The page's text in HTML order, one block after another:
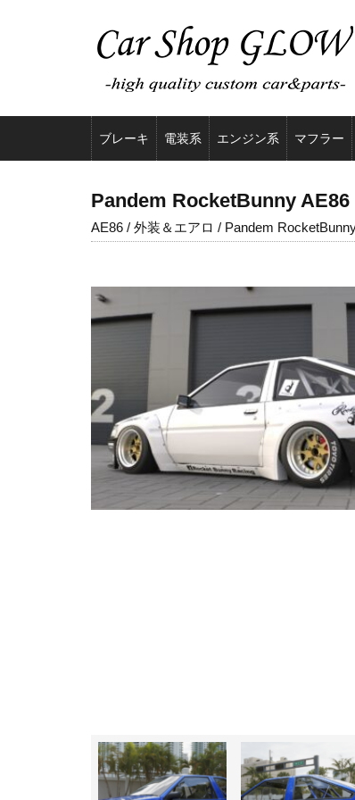
ブレーキ 電装系 エンジン系 マフラー
Pandem RocketBunny
AE86 / 外装＆エアロ / Pandem